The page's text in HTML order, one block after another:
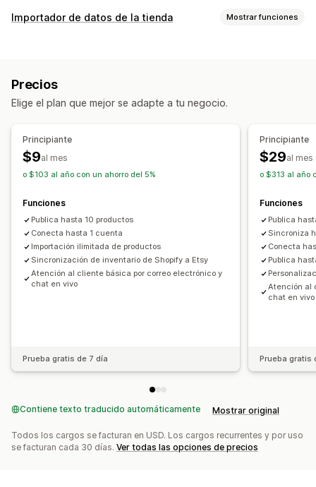
Gestión de publicaciones
Publicaciones personalizadas
Informes y estadísticas de publicaciones
Administración de pedidos
Preparación de pedidos de múltiples sucursales
Pedidos al por mayor
Aprobación de pedidos
Panel de control unificado
Sincronización de inventario
Importador de datos de la tienda Mostrar funciones
Sincronización de pedidos
Sincronización de productos Sincronización bidireccional
Migración de datos
Exportación masiva
Inventario
Precios
Elige el plan que mejor se adapte a tu negocio.
Principiante
$9al mes
o $103 al año con un ahorro del 5%
Funciones
Publica hasta 10 productos
Conecta hasta 1 cuenta
Importación ilimitada de productos
Sincronización de inventario de Shopify a Etsy
Atención al cliente básica por correo electrónico y
chat en vivo
Prueba gratis de 7 día
Principiante
$29al mes
o $313 al año
Funciones
Publica
Sincroniza
Conecta
Publica
Atención al
chat en
Prueba gratis
Contiene texto traducido automáticamente Mostrar original
Todos los cargos se facturan en USD. Los cargos recurrentes y por uso
se facturan cada 30 días. Ver todas las opciones de precios